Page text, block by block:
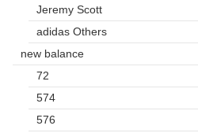
Jeremy Scott
adidas Others
new balance
72
574
576